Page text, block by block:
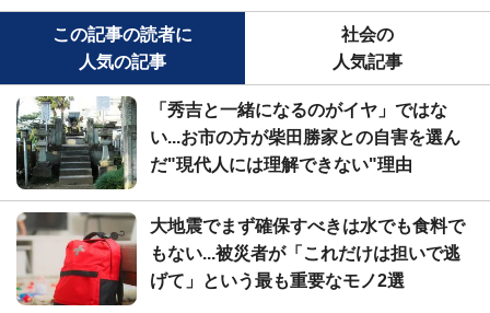
この記事の読者に
人気の記事
社会の
人気記事
「秀吉と一緒になるのがイヤ」ではな
い...お市の方が柴田勝家との自害を選ん
だ"現代人には理解できない"理由
大地震でまず確保すべきは水でも食料で
もない...被災者が「これだけは担いで逃
げて」という最も重要なモノ2選